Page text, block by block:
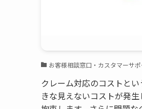
お客様相談窓口・カスタマーサポ
クレーム対応のコストと
きな見えないコストが発